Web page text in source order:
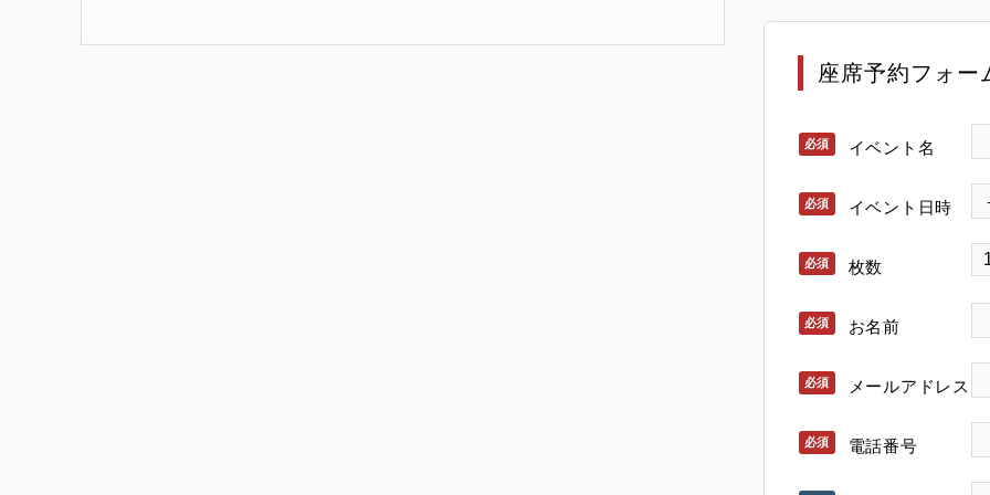
座席予約フォー
イベント名
イベント日時
枚数
お名前
メールアドレス
電話番号